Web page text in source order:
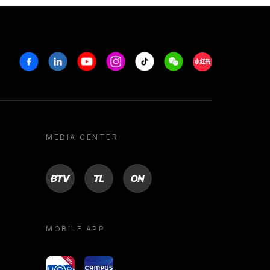
FacebookLinkedinYoutubeInstagram
Tiktok WeechatXiaohongshu/
MEDIA CENTER
BTV TL ON
MOBILE APP
yoU@B Campus VR